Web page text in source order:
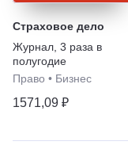
Страховое дело
Журнал 3 раза в
полугодие
Право • Бизнес
1571,09 ₽